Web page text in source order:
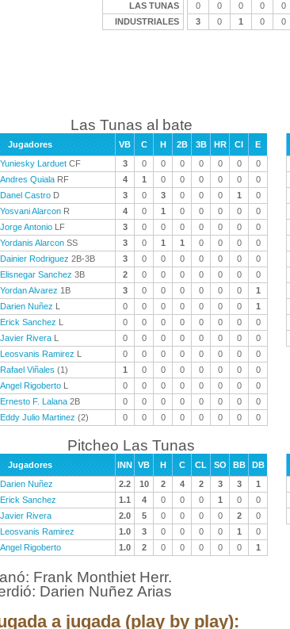
LAS TUNAS
0 0 0 0 0
INDUSTRIALES
3 0 1 0 0
Las Tunas al bate
Jugadores VB C H 2B 3B HR CI
E
Yuniesky Larduet CF 3 0 0 0 0 0 0
0
Andres Quiala RF 4 1 0 0 0 0 0
0
Danel Castro D 3 0 3 0 0 0 1
0
Yosvani Alarcon R 4 0 1 0 0 0 0
0
Jorge Antonio LF 3 0 0 0 0 0 0
0
Yordanis Alarcon SS 3 0 1 1 0 0 0
0
Dainier Rodriguez 2B-3B 3 0 0 0 0 0 0
0
Elisnegar Sanchez 3B 2 0 0 0 0 0 0
0
Yordan Alvarez 1B 3 0 0 0 0 0 0
1
Darien Nuñez L 0 0 0 0 0 0 0
1
Erick Sanchez L 0 0 0 0 0 0 0
0
Javier Rivera L 0 0 0 0 0 0 0
0
Leosvanis Ramirez L 0 0 0 0 0 0 0
0
Rafael Viñales (1) 1 0 0 0 0 0 0
0
Angel Rigoberto L 0 0 0 0 0 0 0
0
Ernesto F. Lalana 2B 0 0 0 0 0 0 0
0
Eddy Julio Martinez (2) 0 0 0 0 0 0 0 0
Pitcheo Las Tunas
Jugadores INN VB H C CL SO BB
DB
Darien Nuñez
2.2 10 2 4 2 3 3
1
Erick Sanchez
1.1 4 0 0 0 1 0
0
Javier Rivera
2.0 5 0 0 0 0 2
0
Leosvanis Ramirez
1.0 3 0 0 0 0 1
0
Angel Rigoberto
1.0 2 0 0 0 0 0 1
Frank Monthiet Herr.
Darien Nuñez Arias
a jugada (play by play):